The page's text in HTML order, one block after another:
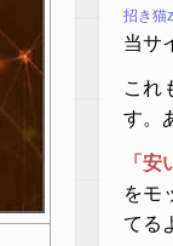
招き猫
当サ
これ
す。
「
をモ
てる